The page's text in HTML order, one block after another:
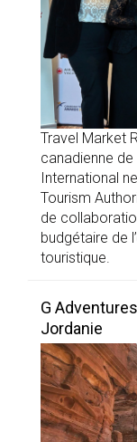
Travel Market
canadienne
International
Tourism
de
budgétaire de
touristique.
G
Jordanie